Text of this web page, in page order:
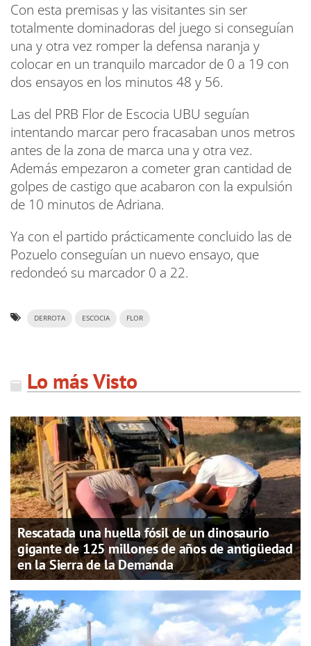
Con esta premisas y las visitantes sin ser
totalmente dominadoras del juego si conseguían
una y otra vez romper la defensa naranja y
colocar en un tranquilo marcador de 0 a 19 con
dos ensayos en los minutos 48 y 56.
Las del PRB Flor de Escocia UBU seguían
intentando marcar pero fracasaban unos metros
antes de la zona de marca una y otra vez.
Además empezaron a cometer gran cantidad de
golpes de castigo que acabaron con la expulsión
de 10 minutos de Adriana.
Ya con el partido prácticamente concluido las de
Pozuelo conseguían un nuevo ensayo, que
redondeó su marcador 0 a 22.
DERROTA ESCOCIA FLOR
Lo más Visto
Rescatada una huella fósil de un dinosaurio
gigante de 125 millones de años de antigüedad
en la Sierra de la Demanda